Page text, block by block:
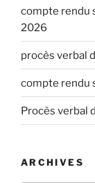
compte rendu
2026
procès verbal
compte rendu
Procès verbal
ARCHIVES